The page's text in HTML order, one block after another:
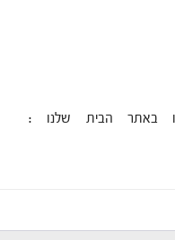
באתר הבית שלנו :